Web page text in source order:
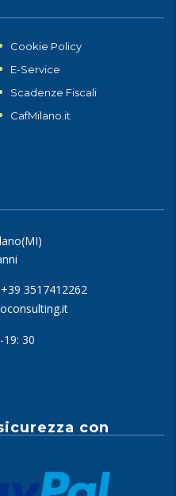
Cookie Policy
E-Service
Scadenze Fiscali
CafMilano.it
+39 3517412262
19: 30
con